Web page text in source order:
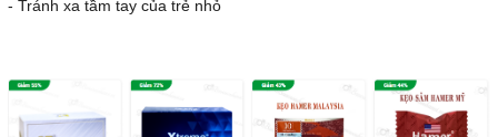
- Tránh xa tầm tay của trẻ nhỏ